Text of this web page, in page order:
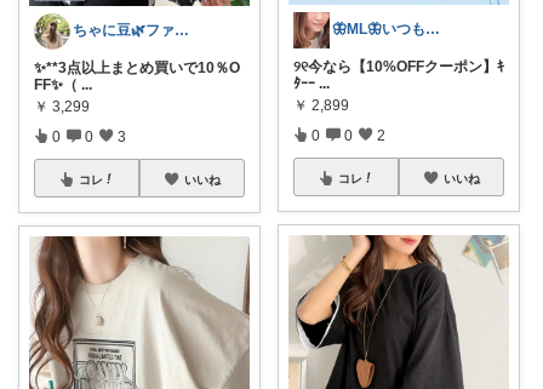
ちゃに豆🌿ファッション好き✨
✨**3点以上まとめ買いで10％O
FF✨（ ...
￥ 3,299
0 0 3
コレ いいね
🦋ML🦋いつもありがとう💓
୨୧今なら【10%OFFクーポン】ｷ
ﾀｰｰ ...
￥ 2,899
0 0 2
コレ いいね